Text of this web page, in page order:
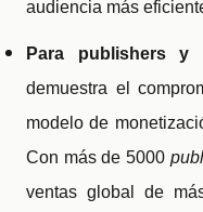
audiencia más
Para publishers y
demuestra el
modelo de
Con más de 5000
ventas global de